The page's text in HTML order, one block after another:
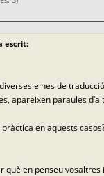
escrit:
eines de
apareixen paraules
en aquests
què en penseu